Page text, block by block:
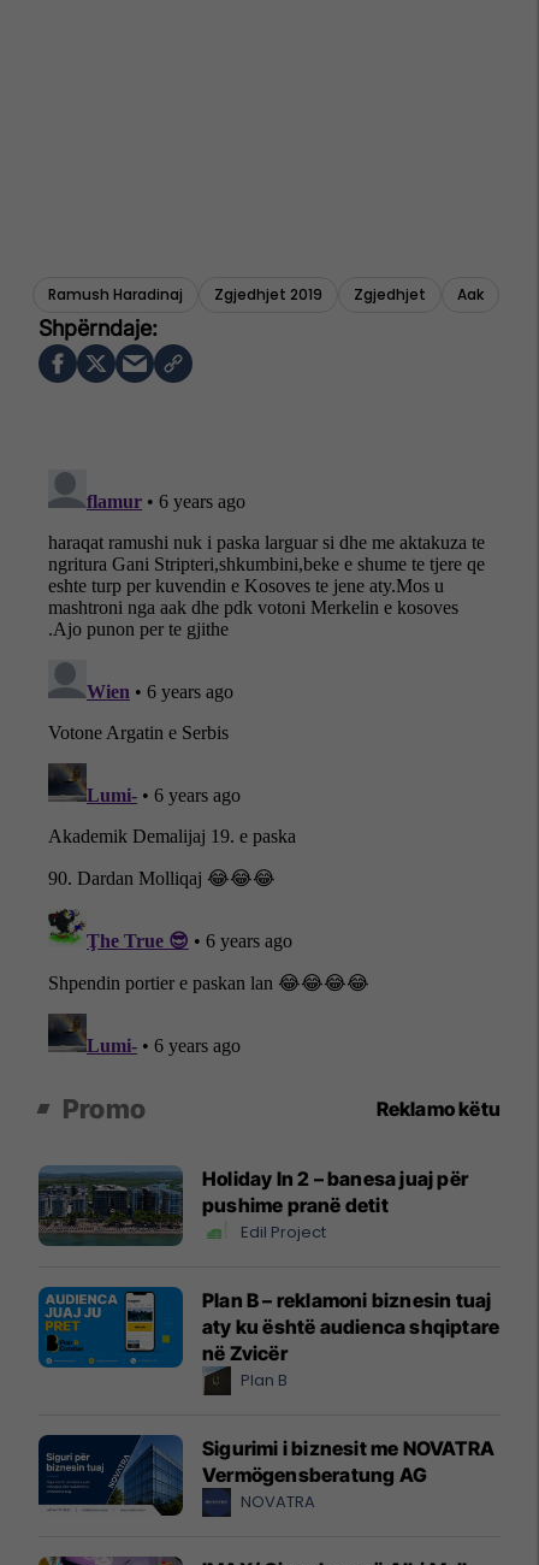
Ramush Haradinaj Zgjedhjet 2019 Zgjedhjet Aak
Promo Reklamo këtu
Holiday In 2 – banesa juaj për
pushime pranë detit
Edil Project
Plan B – reklamoni biznesin tuaj
aty ku është audienca shqiptare
në Zvicër
Plan B
Sigurimi i biznesit me NOVATRA
Vermögensberatung AG
NOVATRA